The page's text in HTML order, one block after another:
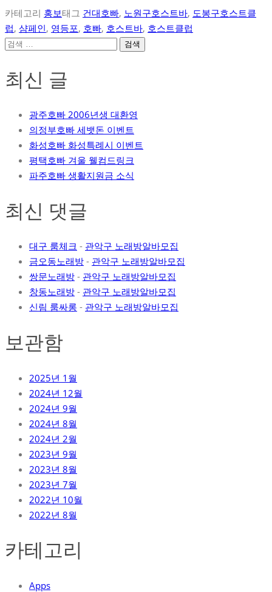
카테고리 홍보태그 건대호빠, 노원구호스트바, 도봉구호스트클
럽, 샴페인, 영등포, 호빠, 호스트바, 호스트클럽
검
최신 글
광주호빠 2006년생 대환영
의정부호빠 세뱃돈 이벤트
화성호빠 화성특례시 이벤트
평택호빠 겨울 웰컴드링크
파주호빠 생활지원금 소식
최신 댓글
대구 룸체크 - 관악구 노래방알바모집
금오동노래방 - 관악구 노래방알바모집
쌍문노래방 - 관악구 노래방알바모집
창동노래방 - 관악구 노래방알바모집
신림 룸싸롱 - 관악구 노래방알바모집
보관함
2025년 1월
2024년 12월
2024년 9월
2024년 8월
2024년 2월
2023년 9월
2023년 8월
2023년 7월
2022년 10월
2022년 8월
카테고리
Apps